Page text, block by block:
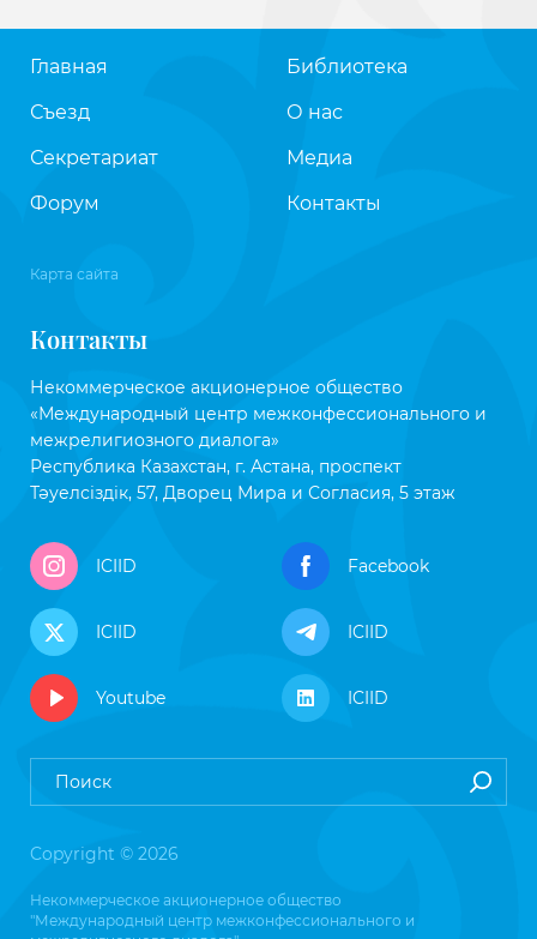
Главная
Съезд
Секретариат
Форум
Библиотека
О нас
Медиа
Контакты
Карта сайта
Контакты
Некоммерческое акционерное общество
«Международный центр межконфессионального и
межрелигиозного диалога»
Республика Казахстан, г. Астана, проспект
Тәуелсіздік, 57, Дворец Мира и Согласия, 5 этаж
ICIID Facebook
ICIID ICIID
Youtube ICIID
Copyright © 2026
Некоммерческое акционерное общество
"Международный центр межконфессионального и